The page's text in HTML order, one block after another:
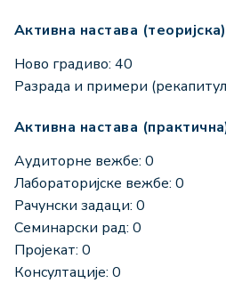
Активна настава (теоријска)
Ново градиво: 40
Разрада и примери
Активна настава
Аудиторне вежбе: 0
Лабораторијске вежбе: 0
Рачунски задаци: 0
Семинарски рад: 0
Пројекат: 0
Консултације: 0